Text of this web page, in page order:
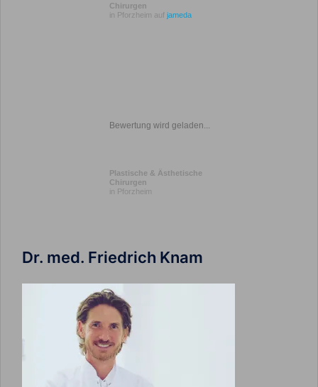
Chirurgen
in Pforzheim auf jameda
Bewertung wird geladen...
Plastische & Ästhetische
Chirurgen
in Pforzheim
Dr. med. Friedrich Knam